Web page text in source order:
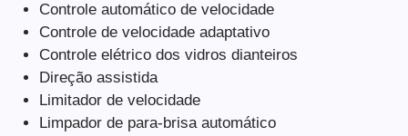
Controle automático de velocidade
Controle de velocidade adaptativo
Controle elétrico dos vidros dianteiros
Direção assistida
Limitador de velocidade
Limpador de para-brisa automático